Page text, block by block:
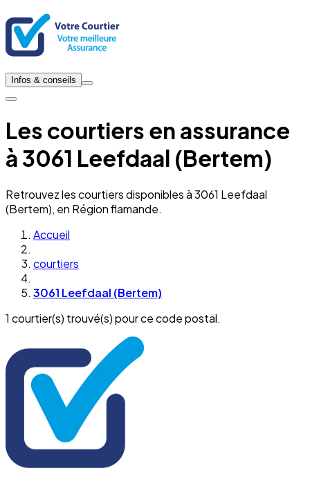
Infos & conseils
Les courtiers en assurance
à 3061 Leefdaal (Bertem)
Retrouvez les courtiers disponibles à 3061 Leefdaal
(Bertem), en Région flamande.
Accueil
courtiers
3061 Leefdaal (Bertem)
1 courtier(s) trouvé(s) pour ce code postal.